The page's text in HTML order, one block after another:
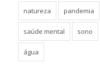
natureza pandemia
saúde mental sono
água